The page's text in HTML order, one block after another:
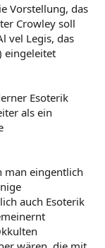
Vorstellung, das
Crowley soll
vel Legis, das
eingeleitet
Esoterik
als ein
man eingentlich
auch Esoterik